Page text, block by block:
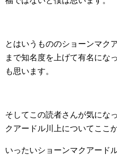
とはいうもののショーンマク
まで知名度を上げて有名にな
も思います。
そしてこの読者さんが気にな
クアードル川上についてここ
いったいショーンマクアード